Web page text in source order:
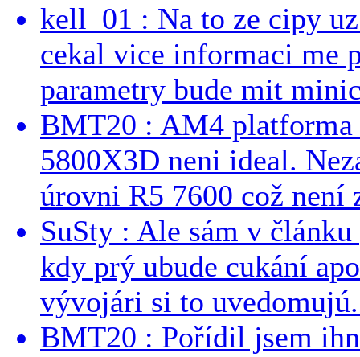
kell_01 : Na to ze cipy
cekal vice informaci me
parametry bude mit
BMT20 : AM4 platforma
5800X3D neni ideal.
úrovni R5 7600 což není
SuSty : Ale sám v
kdy prý ubude cukání
vývojári si to
BMT20 : Pořídil jsem